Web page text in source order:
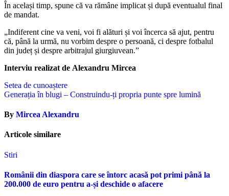
În același timp, spune că va rămâne implicat și după eventualul final
de mandat.
„Indiferent cine va veni, voi fi alături și voi încerca să ajut, pentru
că, până la urmă, nu vorbim despre o persoană, ci despre fotbalul
din județ și despre arbitrajul giurgiuvean.”
Interviu realizat de Alexandru Mircea
Navigare
în
articole
Setea de cunoaștere
Generația în blugi – Construindu-ți propria punte spre lumină
By Mircea Alexandru
Articole similare
Stiri
Românii din diaspora care se întorc acasă pot primi până la
200.000 de euro pentru a-și deschide o afacere